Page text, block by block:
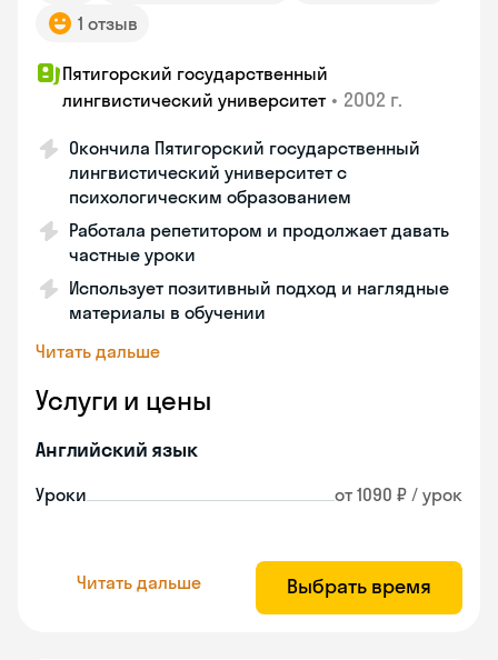
1 отзыв
Пятигорский государственный
лингвистический университет • 2002 г.
Окончила Пятигорский государственный
лингвистический университет с
психологическим образованием
Работала репетитором и продолжает давать
частные уроки
Использует позитивный подход и наглядные
материалы в обучении
Читать дальше
Услуги и цены
Английский язык
Уроки от 1090 ₽ / урок
Читать дальше Выбрать время